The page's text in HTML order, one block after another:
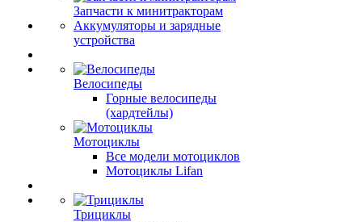
Запчасти к минитракторам
Аккумуляторы и зарядные
устройства
Велосипеды
Горные велосипеды
(хардтейлы)
Мотоциклы
Все модели мотоциклов
Мотоциклы Lifan
Трициклы